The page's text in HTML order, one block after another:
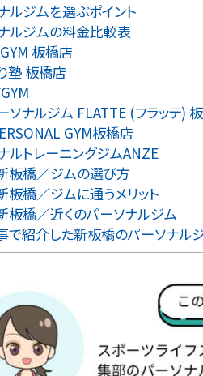
ルジムを選ぶポイント
ルジムの料金比較表
板橋店
塾 板橋店
ソナルジム FLATTE (フラッテ)
GYM板橋店
ルトレーニングジムANZE
板橋／ジムの選び方
板橋／ジムに通うメリット
板橋／近くのパーソナルジム
事で紹介した新板橋のパーソナル